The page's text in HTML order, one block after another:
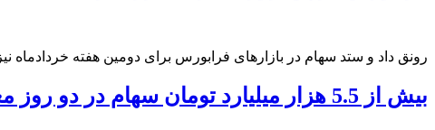
رونق داد و ستد سهام در بازارهای فرابورس برای دومین هفته خردادماه
بیش از 5.5 هزار میلیارد تومان سهام در دو روز معامله شد